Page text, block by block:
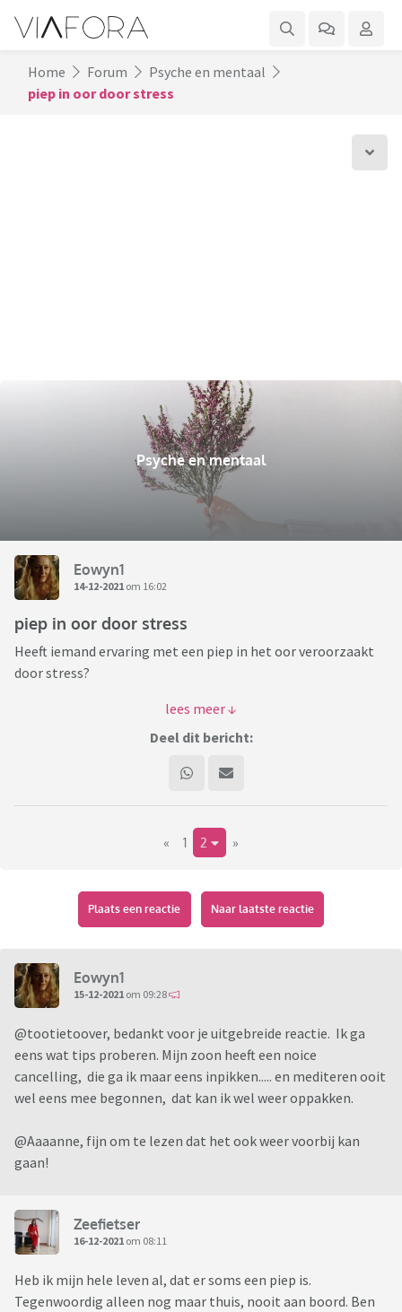
Home Forum
Psyche en mentaal
piep in oor door stress
Psyche en mentaal
Eowyn1
14-12-2021 om 16:02
piep in oor door stress
Heeft iemand ervaring met een piep in het oor veroorzaakt
door stress?
Ik heb al een maand een piep in mijn oor. De dokter denkt dat
het door stress komt. dat zou kunnen want ik heb een best
door stress ook weer weg kan gaan. Ik kan er maar weinig
over vinden op internet. Als je leest over een piep in je oor
gaat het eigenlijk altijd over tinnitus.....
Deel dit bericht:
« 1 2 »
Plaats een reactie Naar laatste reactie
Eowyn1
15-12-2021 om 09:28
@tootietoover, bedankt voor je uitgebreide reactie. Ik ga
eens wat tips proberen. Mijn zoon heeft een noice
cancelling, die ga ik maar eens inpikken..... en mediteren ooit
wel eens mee begonnen, dat kan ik wel weer oppakken.
@Aaaanne, fijn om te lezen dat het ook weer voorbij kan
gaan!
Zeefietser
16-12-2021 om 08:11
Heb ik mijn hele leven al, dat er soms een piep is.
Tegenwoordig alleen nog maar thuis, nooit aan boord. Ben